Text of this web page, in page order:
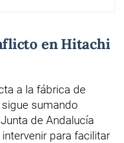
en Hitachi
a la fábrica de
sumando
de Andalucía
para facilitar